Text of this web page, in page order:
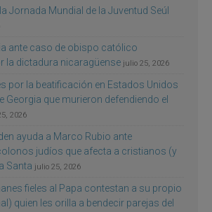
Jornada Mundial de la Juventud Seúl
ante caso de obispo católico
la dictadura nicaragüense julio 25, 2026
por la beatificación en Estados Unidos
Georgia que murieron defendiendo el
2026
ayuda a Marco Rubio ante
judíos que afecta a cristianos (y
Santa julio 25, 2026
fieles al Papa contestan a su propio
quien les orilla a bendecir parejas del